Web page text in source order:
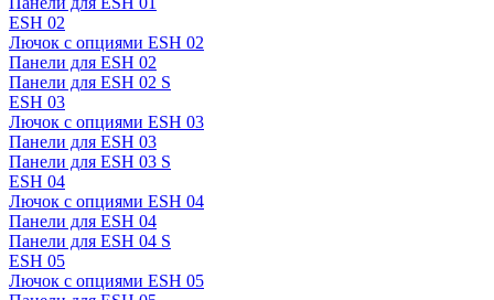
ESH 02
Лючок с опциями ESH 02
Панели для ESH 02
Панели для ESH 02 S
ESH 03
Лючок с опциями ESH 03
Панели для ESH 03
Панели для ESH 03 S
ESH 04
Лючок с опциями ESH 04
Панели для ESH 04
Панели для ESH 04 S
ESH 05
Лючок с опциями ESH 05